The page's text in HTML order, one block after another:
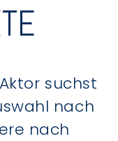
suchst
nach
nach